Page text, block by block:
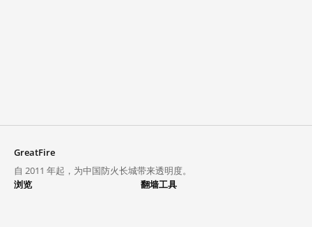
GreatFire
自 2011 年起，为中国防火长城带来透明度。
浏览
翻墙工具